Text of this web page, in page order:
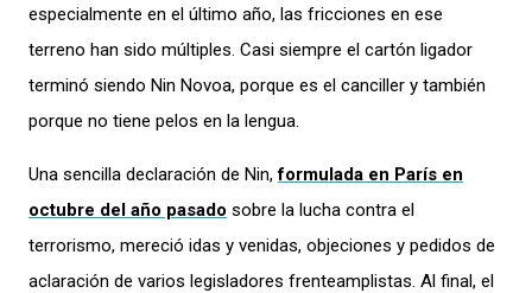
especialmente en el último año, las fricciones en ese
terreno han sido múltiples. Casi siempre el cartón ligador
terminó siendo Nin Novoa, porque es el canciller y también
porque no tiene pelos en la lengua.
Una sencilla declaración de Nin,formulada en París en
octubre del año pasado sobre la lucha contra el
terrorismo, mereció idas y venidas, objeciones y pedidos de
aclaración de varios legisladores frenteamplistas. Al final, el